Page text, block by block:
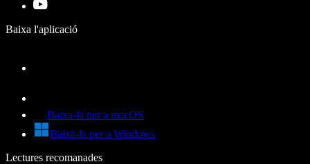
Baixa l'aplicació
Baixa-la per a macOS
Baixa-la per a Windows
Lectures recomanades